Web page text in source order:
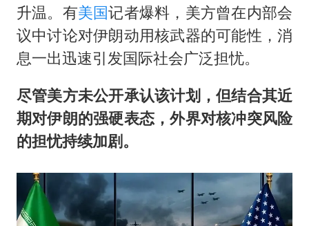
升温。有美国记者爆料，美方曾在内部会
议中讨论对伊朗动用核武器的可能性，消
息一出迅速引发国际社会广泛担忧。
尽管美方未公开承认该计划，但结合其近
期对伊朗的强硬表态，外界对核冲突风险
的担忧持续加剧。